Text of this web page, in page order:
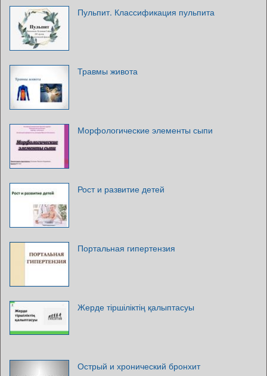
Пульпит. Классификация пульпита
Травмы живота
Морфологические элементы сыпи
Рост и развитие детей
Портальная гипертензия
Жерде тіршіліктің қалыптасуы
Острый и хронический бронхит